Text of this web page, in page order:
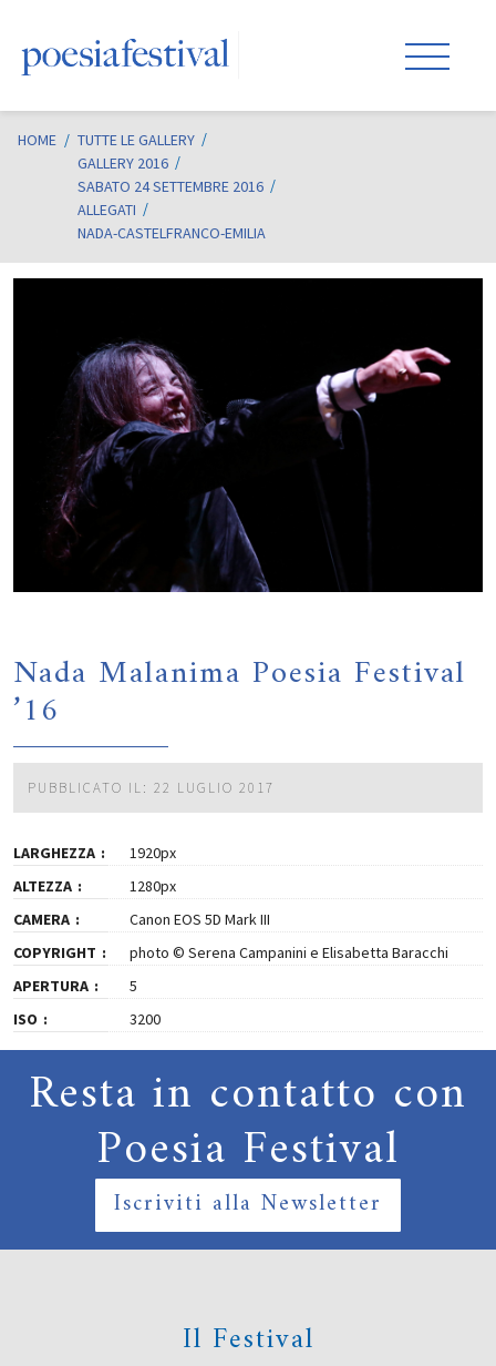
HOME / TUTTE LE GALLERY
GALLERY 2016
SABATO 24 SETTEMBRE 2016
ALLEGATI
NADA-CASTELFRANCO-EMILIA
Nada Malanima Poesia Festival
’16
PUBBLICATO IL: 22 LUGLIO 2017
LARGHEZZA
1920px
ALTEZZA
1280px
CAMERA
Canon EOS 5D Mark III
COPYRIGHT
photo © Serena Campanini e Elisabetta Baracchi
APERTURA
5
ISO
3200
Resta in contatto con
Poesia Festival
Iscriviti alla Newsletter
Il Festival